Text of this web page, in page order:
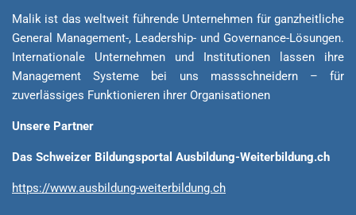
Malik ist das weltweit führende Unternehmen für ganzheitliche
General Ma­na­ge­ment-, Lea­der­ship- und Governance-Lösungen.
Internationale Unternehmen und Institutionen lassen ihre
Management Sys­teme bei uns massschneidern – für
zuverlässiges Funktionieren ihrer Organisationen
Unsere Partner
Das Schweizer Bildungsportal Ausbildung-Weiterbildung.ch
https://www.ausbildung-weiterbildung.ch